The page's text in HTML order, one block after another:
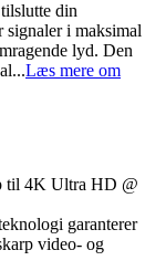
din
i maksimal
lyd. Den
Læs mere om
til 4K Ultra HD @
garanterer
video- og